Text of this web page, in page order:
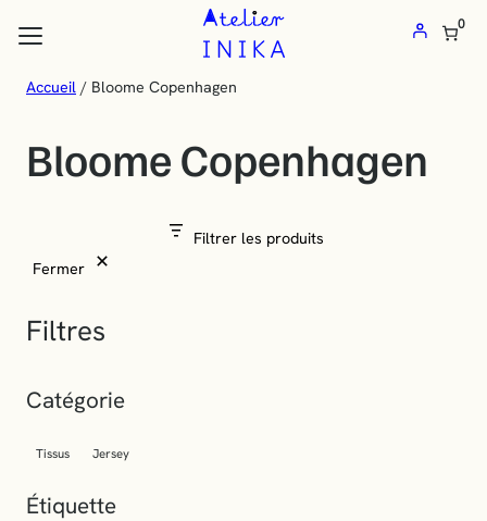
au
Atelier
Inika
:
de
tissus
au
0
flèches haut et bas pour évaluer entrer pour aller à la page
Accueil / Bloome Copenhagen
Bloome Copenhagen
Filtrer les produits
Fermer
Filtres
Catégorie
Tissus Jersey
Étiquette